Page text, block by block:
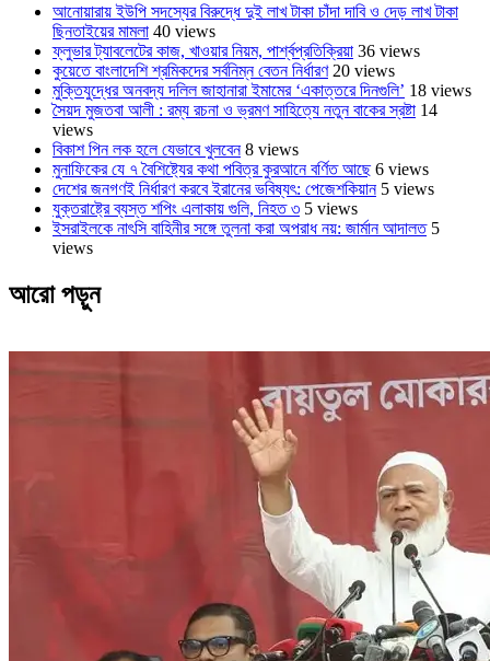
আনোয়ারায় ইউপি সদস্যের বিরুদ্ধে দুই লাখ টাকা চাঁদা দাবি ও দেড় লাখ টাকা
ছিনতাইয়ের মামলা 40 views
ফ্লুভার ট্যাবলেটের কাজ, খাওয়ার নিয়ম, পার্শ্বপ্রতিক্রিয়া 36 views
কুয়েতে বাংলাদেশি শ্রমিকদের সর্বনিম্ন বেতন নির্ধারণ 20 views
মুক্তিযুদ্ধের অনবদ্য দলিল জাহানারা ইমামের ‘একাত্তরে দিনগুলি’ 18 views
সৈয়দ মুজতবা আলী : রম্য রচনা ও ভ্রমণ সাহিত্যে নতুন বাকের স্রষ্টা 14
views
বিকাশ পিন লক হলে যেভাবে খুলবেন 8 views
মুনাফিকের যে ৭ বৈশিষ্ট্যের কথা পবিত্র কুরআনে বর্ণিত আছে 6 views
দেশের জনগণই নির্ধারণ করবে ইরানের ভবিষ্যৎ: পেজেশকিয়ান 5 views
যুক্তরাষ্ট্রে ব্যস্ত শপিং এলাকায় গুলি, নিহত ৩ 5 views
ইসরাইলকে নাৎসি বাহিনীর সঙ্গে তুলনা করা অপরাধ নয়: জার্মান আদালত 5
views
আরো পড়ুন